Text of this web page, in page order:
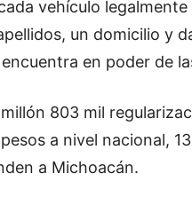
vehículo
un domicilio y
en poder de
803 mil
a nivel nacional,
a Michoacán.